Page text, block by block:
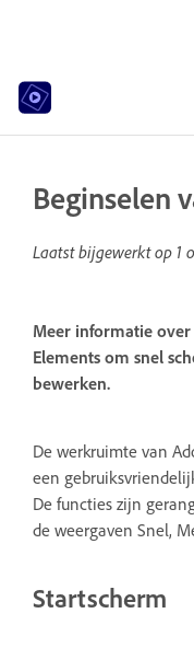
Beginselen
Laatst bijgewerkt op 1
Meer informatie
Elements om snel
bewerken.
De werkruimte van
een
De functies zijn
de weergaven Snel,
Startscherm